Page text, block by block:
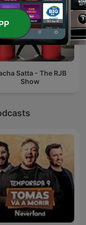
Satta - The RJB
Show